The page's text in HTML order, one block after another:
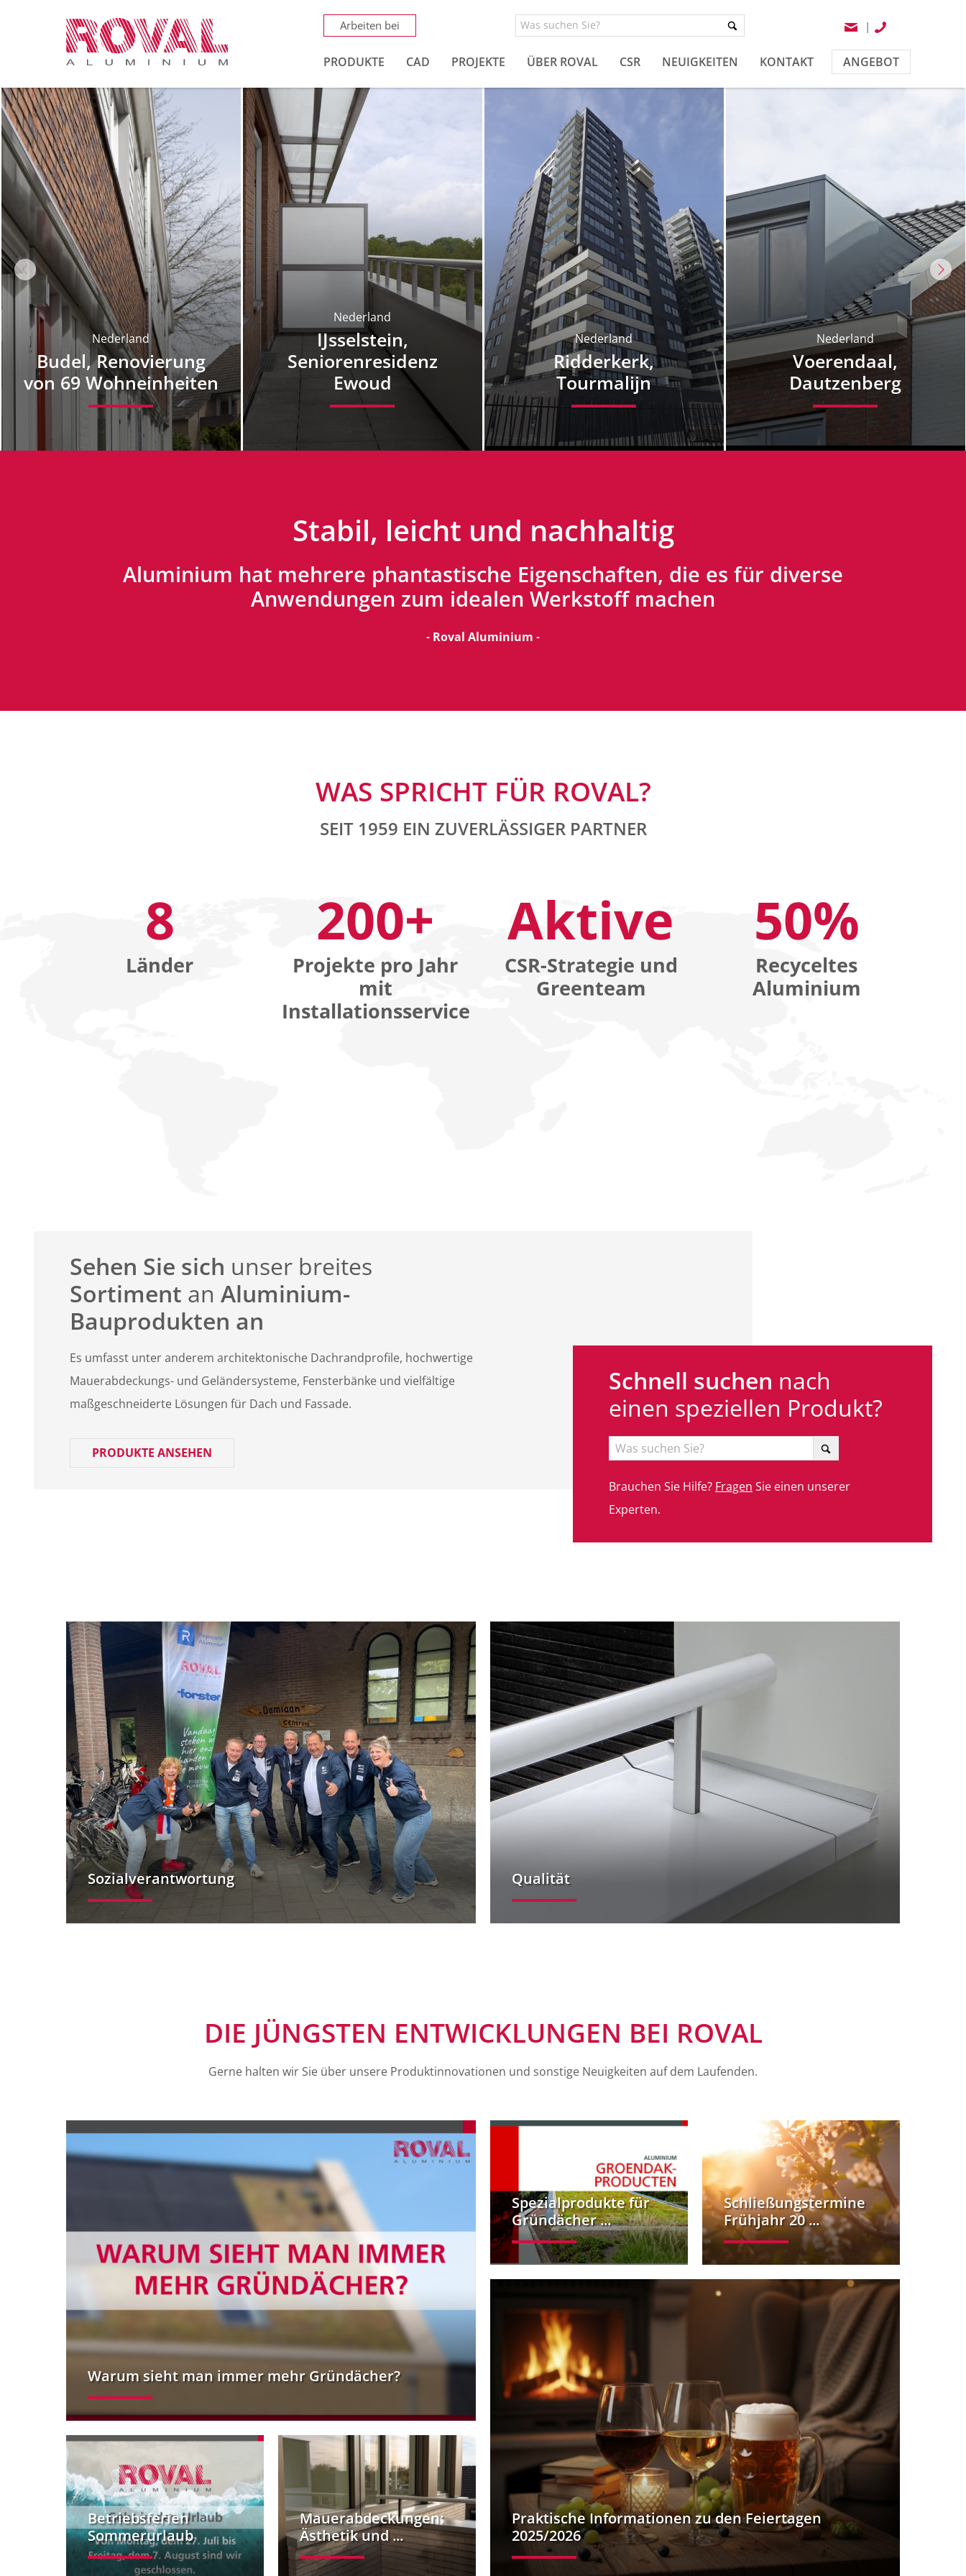
Arbeiten bei |
PRODUKTE CAD PROJEKTE ÜBER ROVAL CSR NEUIGKEITEN KONTAKT ANGEBOT
Nederland
Budel, Renovierung
von 69 Wohneinheiten
Nederland
IJsselstein,
Seniorenresidenz
Ewoud
Nederland
Ridderkerk,
Tourmalijn
Nederland
Voerendaal,
Dautzenberg
Stabil, leicht und nachhaltig
Aluminium hat mehrere phantastische Eigenschaften, die es für diverse
Anwendungen zum idealen Werkstoff machen
- Roval Aluminium -
WAS SPRICHT FÜR ROVAL?
SEIT 1959 EIN ZUVERLÄSSIGER PARTNER
8
Länder
200+
Projekte pro Jahr
mit
Installationsservice
Aktive
CSR-Strategie und
Greenteam
50%
Recyceltes
Aluminium
Sehen Sie sich unser breites
Sortiment an Aluminium-
Bauprodukten an
Es umfasst unter anderem architektonische Dachrandprofile, hochwertige
Mauerabdeckungs- und Geländersysteme, Fensterbänke und vielfältige
maßgeschneiderte Lösungen für Dach und Fassade.
PRODUKTE ANSEHEN
Schnell suchen nach
einen speziellen Produkt?
Brauchen Sie Hilfe? Fragen Sie einen unserer
Experten.
Sozialverantwortung Qualität
DIE JÜNGSTEN ENTWICKLUNGEN BEI ROVAL
Gerne halten wir Sie über unsere Produktinnovationen und sonstige Neuigkeiten auf dem Laufenden.
Warum sieht man immer mehr Gründächer?
Betriebsferien
Sommerurlaub
Mauerabdeckungen:
Ästhetik und ...
Spezialprodukte für
Gründächer ...
Schließungstermine
Frühjahr 20 ...
Praktische Informationen zu den Feiertagen
2025/2026